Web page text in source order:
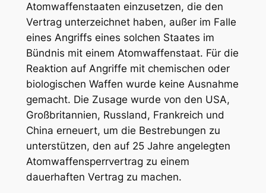
Atomwaffenstaaten einzusetzen, die den
Vertrag unterzeichnet haben, außer im Falle
eines Angriffs eines solchen Staates im
Bündnis mit einem Atomwaffenstaat. Für die
Reaktion auf Angriffe mit chemischen oder
biologischen Waffen wurde keine Ausnahme
gemacht. Die Zusage wurde von den USA,
Großbritannien, Russland, Frankreich und
China erneuert, um die Bestrebungen zu
unterstützen, den auf 25 Jahre angelegten
Atomwaffensperrvertrag zu einem
dauerhaften Vertrag zu machen.